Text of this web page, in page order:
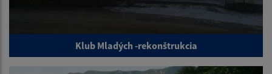
Klub Mladých -rekonštrukcia